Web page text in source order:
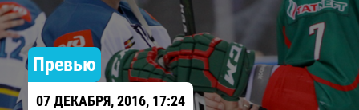
Превью
07 ДЕКАБРЯ, 2016, 17:24